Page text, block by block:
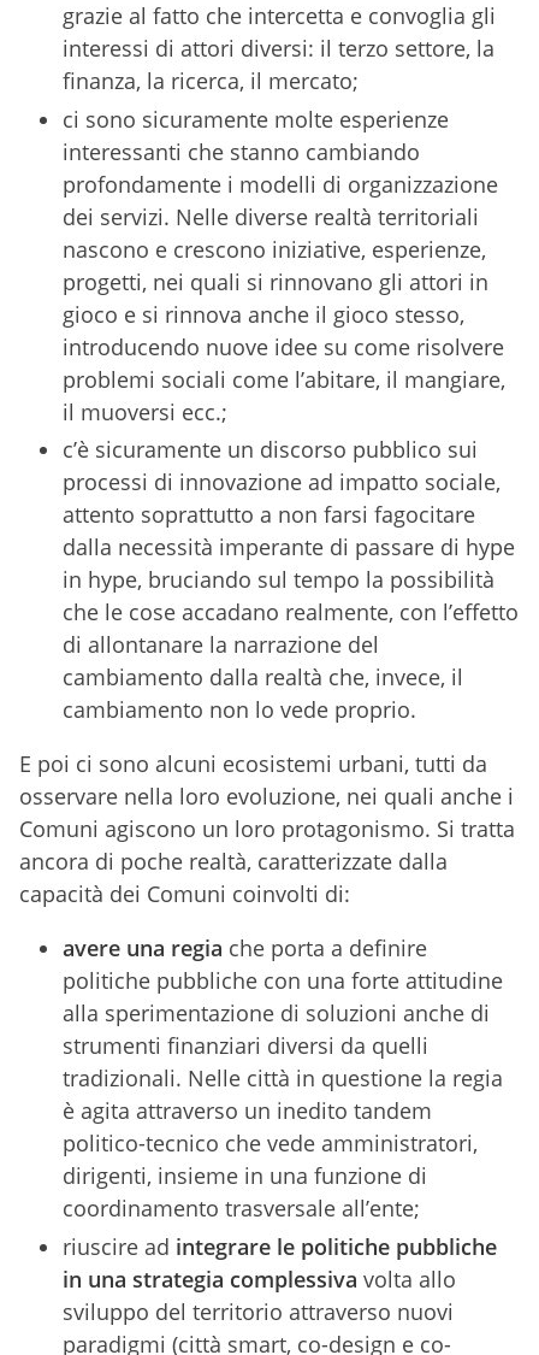
grazie al fatto che intercetta e convoglia gli
interessi di attori diversi: il terzo settore, la
finanza, la ricerca, il mercato;
ci sono sicuramente molte esperienze
interessanti che stanno cambiando
profondamente i modelli di organizzazione
dei servizi. Nelle diverse realtà territoriali
nascono e crescono iniziative, esperienze,
progetti, nei quali si rinnovano gli attori in
gioco e si rinnova anche il gioco stesso,
introducendo nuove idee su come risolvere
problemi sociali come l’abitare, il mangiare,
il muoversi ecc.;
c’è sicuramente un discorso pubblico sui
processi di innovazione ad impatto sociale,
attento soprattutto a non farsi fagocitare
dalla necessità imperante di passare di hype
in hype, bruciando sul tempo la possibilità
che le cose accadano realmente, con l’effetto
di allontanare la narrazione del
cambiamento dalla realtà che, invece, il
cambiamento non lo vede proprio.
E poi ci sono alcuni ecosistemi urbani, tutti da
osservare nella loro evoluzione, nei quali anche i
Comuni agiscono un loro protagonismo. Si tratta
ancora di poche realtà, caratterizzate dalla
capacità dei Comuni coinvolti di:
avere una regia che porta a definire
politiche pubbliche con una forte attitudine
alla sperimentazione di soluzioni anche di
strumenti finanziari diversi da quelli
tradizionali. Nelle città in questione la regia
è agita attraverso un inedito tandem
politico-tecnico che vede amministratori,
dirigenti, insieme in una funzione di
coordinamento trasversale all’ente;
riuscire ad integrare le politiche pubbliche
in una strategia complessiva volta allo
sviluppo del territorio attraverso nuovi
paradigmi (città smart, co-design e co-